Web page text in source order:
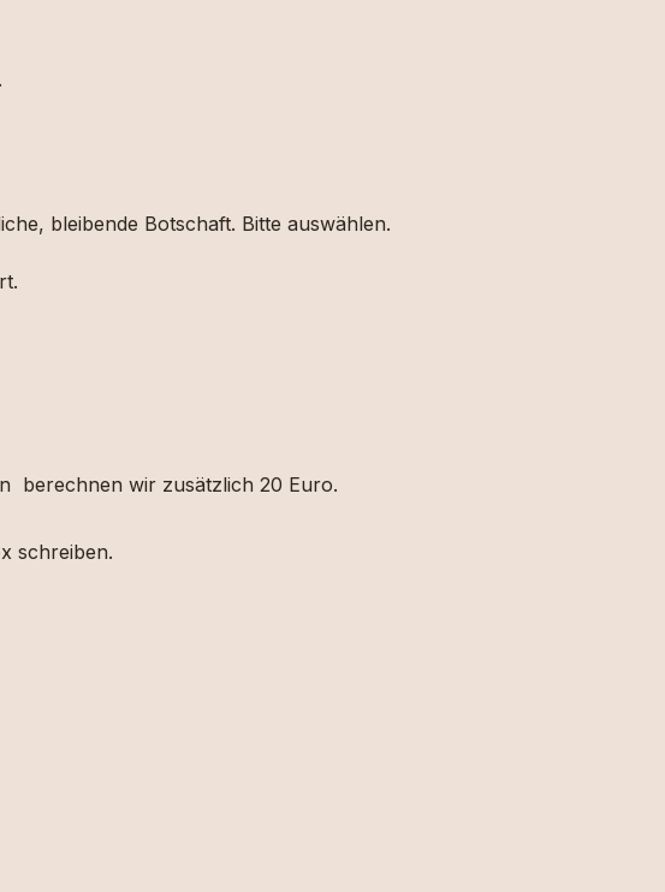
bleibende Botschaft. Bitte auswählen.
berechnen wir zusätzlich 20 Euro.
schreiben.